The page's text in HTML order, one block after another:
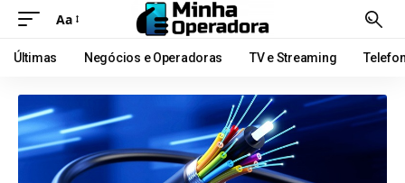
Aa
Últimas Negócios e Operadoras TV e Streaming